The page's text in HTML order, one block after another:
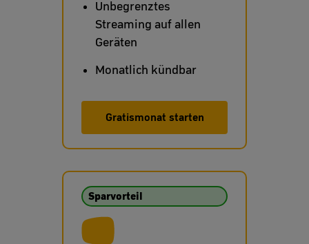
Unbegrenztes
Streaming auf allen
Geräten
Monatlich kündbar
Gratismonat starten
Sparvorteil